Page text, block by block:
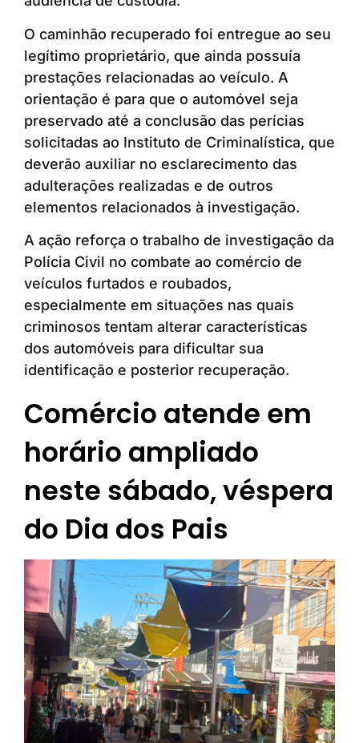
O caminhão recuperado foi entregue ao seu
legítimo proprietário, que ainda possuía
prestações relacionadas ao veículo. A
orientação é para que o automóvel seja
preservado até a conclusão das perícias
solicitadas ao Instituto de Criminalística, que
deverão auxiliar no esclarecimento das
adulterações realizadas e de outros
elementos relacionados à investigação.
A ação reforça o trabalho de investigação da
Polícia Civil no combate ao comércio de
veículos furtados e roubados,
especialmente em situações nas quais
criminosos tentam alterar características
dos automóveis para dificultar sua
identificação e posterior recuperação.
Comércio atende em
horário ampliado
neste sábado, véspera
do Dia dos Pais